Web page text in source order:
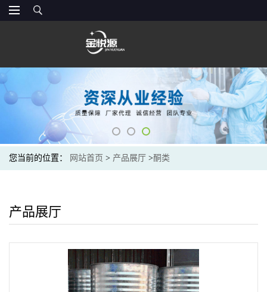
您当前的位置： 网站首页 > 产品展厅 >酮类
产品展厅